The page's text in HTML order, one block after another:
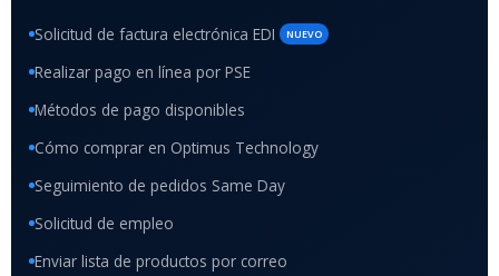
Solicitud de factura electrónica EDI NUEVO
Realizar pago en línea por PSE
Métodos de pago disponibles
Cómo comprar en Optimus Technology
Seguimiento de pedidos Same Day
Solicitud de empleo
Enviar lista de productos por correo